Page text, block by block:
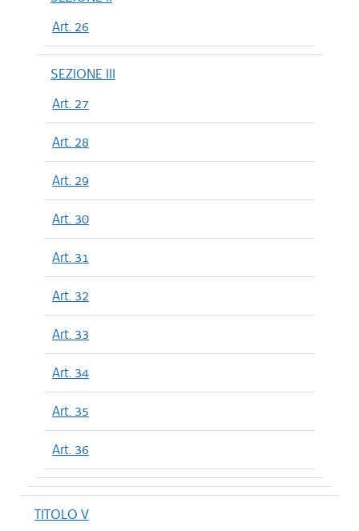
Art. 26
SEZIONE III
Art. 27
Art. 28
Art. 29
Art. 30
Art. 31
Art. 32
Art. 33
Art. 34
Art. 35
Art. 36
TITOLO V